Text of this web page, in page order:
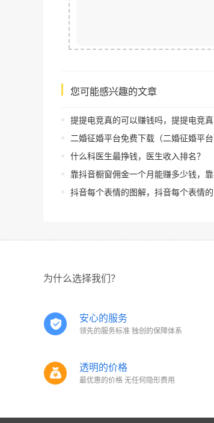
您可能感兴趣的文章
提提电竞真的可以赚钱吗，提提电竞真
二婚征婚平台免费下载（二婚征婚平台
什么科医生最挣钱，医生收入排名？
靠抖音橱窗佣金一个月能赚多少钱，靠抖音橱窗
抖音每个表情的图解，抖音每个表情的
为什么选择我们？
安心的服务
领先的服务标准 独创的保障体系
透明的价格
最优惠的价格 无任何隐形费用